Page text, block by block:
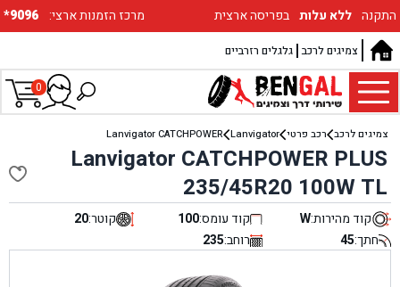
*9096 :מרכז הזמנות ארצי התקנה ללא עלות בפריסה ארצית
גלגלים רזרביים צמיגים לרכב
0
צמיגים לרכב רכב פרטי Lanvigator
Lanvigator CATCHPOWER
Lanvigator CATCHPOWER PLUS
235/45R20 100W TL
קוד מהירות:W קוד עומס:100 קוטר:20
חתך:45 רוחב:235